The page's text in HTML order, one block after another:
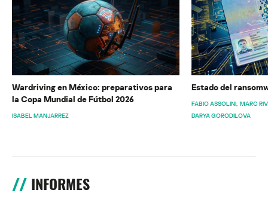
Wardriving en México: preparativos para
la Copa Mundial de Fútbol 2026
ISABEL MANJARREZ
Estado del
FABIO ASSOLINI MARC
DARYA GORODILOVA
INFORMES